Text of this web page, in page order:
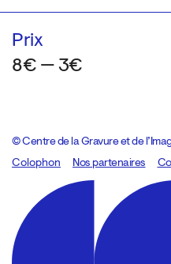
Prix
8€ — 3€
© Centre de la Gravure et de
Colophon
Design:Marcel Kaczmarek, code:
Nos partenaires